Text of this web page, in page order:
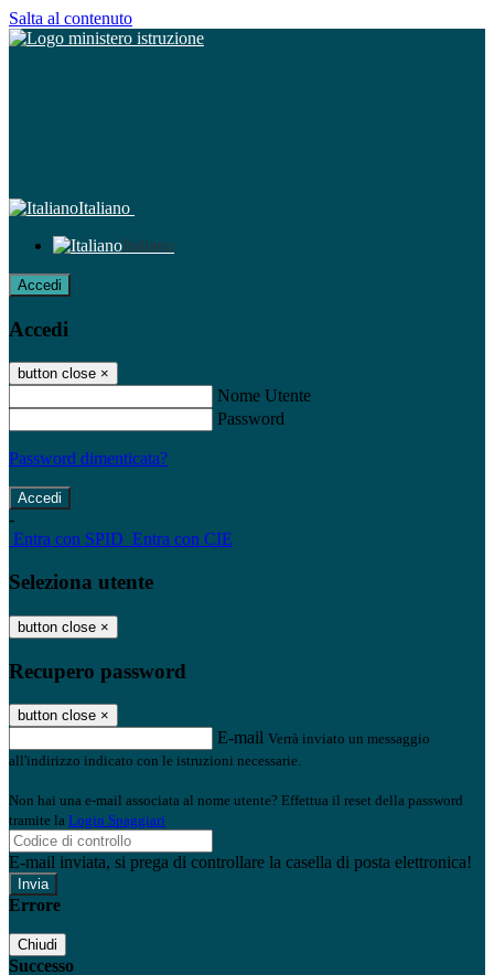
Salta al contenuto
Italiano
Italiano
Accedi
Accedi
button close ×
Nome Utente
Password
Password dimenticata?
-
Entra con SPID Entra con CIE
Seleziona utente
button close ×
Recupero password
button close ×
E-mail Verrà inviato un messaggio
all'indirizzo indicato con le istruzioni necessarie.
Non hai una e-mail associata al nome utente? Effettua il reset della password
tramite la Login Spaggiari
E-mail inviata, si prega di controllare la casella di posta elettronica!
Errore
Chiudi
Successo